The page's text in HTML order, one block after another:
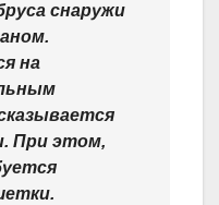
снаружи
на
При этом,